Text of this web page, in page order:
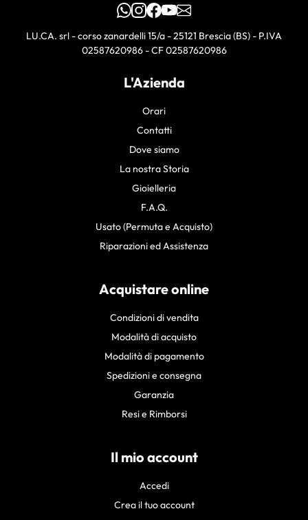
WhatsApp
Instagram
Facebook
YouTube
Email
LU.CA. srl - corso zanardelli 15/a - 25121 Brescia (BS) - P.IVA
02587620986 - CF 02587620986
L'Azienda
Orari
Contatti
Dove siamo
La nostra Storia
Gioielleria
F.A.Q.
Usato (Permuta e Acquisto)
Riparazioni ed Assistenza
Acquistare online
Condizioni di vendita
Modalità di acquisto
Modalità di pagamento
Spedizioni e consegna
Garanzia
Resi e Rimborsi
Il mio account
Accedi
Crea il tuo account